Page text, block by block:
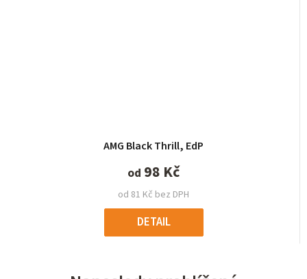
AMG Black Thrill, EdP
od 81 Kč bez DPH
od 98 Kč
DETAIL